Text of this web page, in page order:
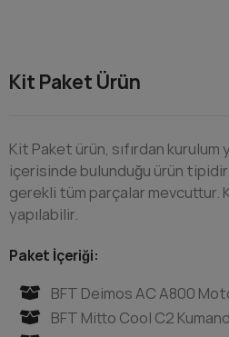
Kit Paket Ürün
Kit Paket ürün, sıfırdan
içerisinde bulunduğu ürün
gerekli tüm parçalar mevcuttur.
yapılabilir.
​Paket İçeriği:
BFT Deimos AC A800
BFT Mitto Cool C2